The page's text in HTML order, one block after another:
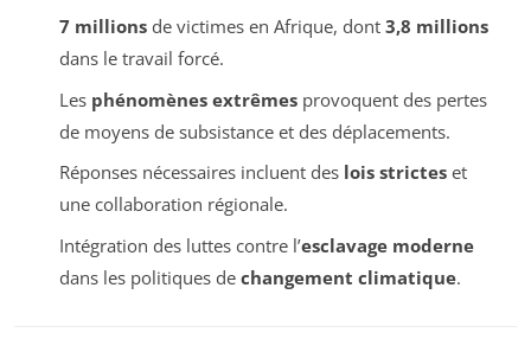
7 millionsde victimes en Afrique, dont 3,8 millions
dans le travail forcé.
Les phénomènes extrêmesprovoquent des pertes
de moyens de subsistance et des déplacements.
Réponses nécessaires incluent des lois stricteset
une collaboration régionale.
Intégration des luttes contre l’esclavage moderne
dans les politiques de changement climatique.